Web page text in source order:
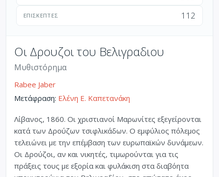
ΕΠΙΣΚΈΠΤΕΣ 112
Οι Δρουζοι του Βελιγραδιου
Μυθιστόρημα
Rabee Jaber
Μετάφραση: Ελένη Ε. Καπετανάκη
Λίβανος, 1860. Oι χριστιανοί Μαρωνίτες εξεγείρονται
κατά των Δρούζων τσιφλικάδων. Ο εμφύλιος πόλεμος
τελειώνει με την επέμβαση των ευρωπαϊκών δυνάμεων.
Οι Δρούζοι, αν και νικητές, τιμωρούνται για τις
πράξεις τους με εξορία και φυλάκιση στα διαβόητα